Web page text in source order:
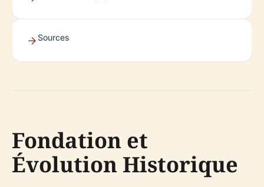
Sources
Fondation et
Évolution Historique